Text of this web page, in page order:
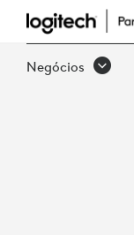
ANÁLISE
DO
Negócios